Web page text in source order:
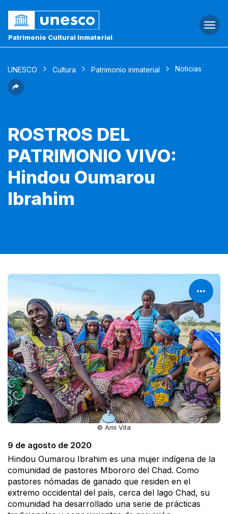
Patrimonio Cultural Inmaterial
UNESCO Cultura Patrimonio inmaterial Noticias
ROSTROS DEL
PATRIMONIO VIVO:
Hindou Oumarou
Ibrahim
© Ami Vita
9 de agosto de 2020
Hindou Oumarou Ibrahim es una mujer indígena de la
comunidad de pastores Mbororo del Chad. Como
pastores nómadas de ganado que residen en el
extremo occidental del país, cerca del lago Chad, su
comunidad ha desarrollado una serie de prácticas